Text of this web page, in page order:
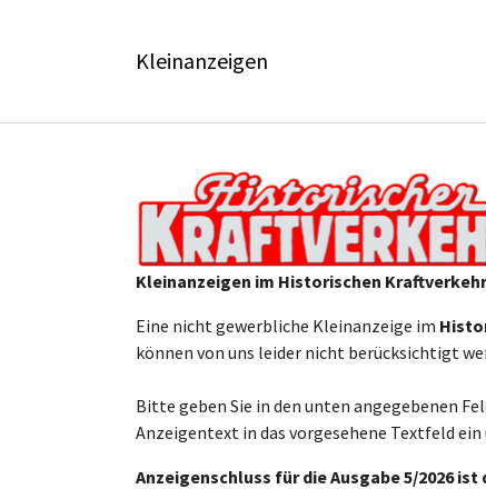
Kleinanzeigen
Kleinanzeigen im Historischen
Eine nicht gewerbliche Kleinanzeige im
können von uns leider nicht berücksichtigt
Bitte geben Sie in den unten angegebenen
Anzeigentext in das vorgesehene Textfeld
Anzeigenschluss für die Ausgabe 5/2026 ist